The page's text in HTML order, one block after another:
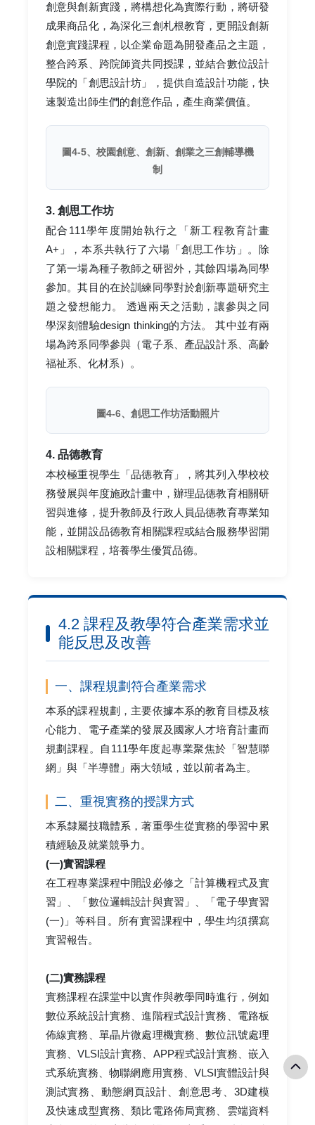
創意與創新實踐，將構想化為實際行動，將研發
成果商品化，為深化三創札根教育，更開設創新
創意實踐課程，以企業命題為開發產品之主題，
整合跨系、跨院師資共同授課，並結合數位設計
學院的「創思設計坊」，提供自造設計功能，快
速製造出師生們的創意作品，產生商業價值。
圖4-5、校園創意、創新、創業之三創輔導機
制
3. 創思工作坊
配合111學年度開始執行之「新工程教育計畫
A+」，本系共執行了六場「創思工作坊」。除
了第一場為種子教師之研習外，其餘四場為同學
參加。其目的在於訓練同學對於創新專題研究主
題之發想能力。 透過兩天之活動，讓參與之同
學深刻體驗design thinking的方法。 其中並有兩
場為跨系同學參與（電子系、產品設計系、高齡
福祉系、化材系）。
圖4-6、創思工作坊活動照片
4. 品德教育
本校極重視學生「品德教育」，將其列入學校校
務發展與年度施政計畫中，辦理品德教育相關研
習與進修，提升教師及行政人員品德教育專業知
能，並開設品德教育相關課程或結合服務學習開
設相關課程，培養學生優質品德。
4.2 課程及教學符合產業需求並
能反思及改善
一、課程規劃符合產業需求
本系的課程規劃，主要依據本系的教育目標及核
心能力、電子產業的發展及國家人才培育計畫而
規劃課程。自111學年度起專業聚焦於「智慧聯
網」與「半導體」兩大領域，並以前者為主。
二、重視實務的授課方式
本系隸屬技職體系，著重學生從實務的學習中累
積經驗及就業競爭力。
(一)實習課程
在工程專業課程中開設必修之「計算機程式及實
習」、「數位邏輯設計與實習」、「電子學實習
(一)」等科目。所有實習課程中，學生均須撰寫
實習報告。
(二)實務課程
實務課程在課堂中以實作與教學同時進行，例如
數位系統設計實務、進階程式設計實務、電路板
佈線實務、單晶片微處理機實務、數位訊號處理
實務、VLSI設計實務、APP程式設計實務、嵌入
式系統實務、物聯網應用實務、VLSI實體設計與
測試實務、動態網頁設計、創意思考、3D建模
及快速成型實務、類比電路佈局實務、雲端資料